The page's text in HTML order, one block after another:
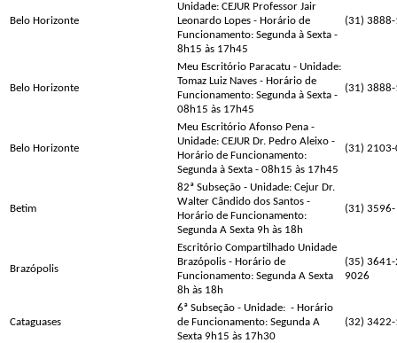
Belo Horizonte
Unidade: CEJUR Professor Jair
Leonardo Lopes - Horário de
Funcionamento: Segunda à Sexta -
8h15 às 17h45
(31)
Belo Horizonte
Meu Escritório Paracatu - Unidade:
Tomaz Luiz Naves - Horário de
Funcionamento: Segunda à Sexta -
08h15 às 17h45
(31)
Belo Horizonte
Meu Escritório Afonso Pena -
Unidade: CEJUR Dr. Pedro Aleixo -
Horário de Funcionamento:
Segunda à Sexta - 08h15 às 17h45
(31)
Betim
82ª Subseção - Unidade: Cejur Dr.
Walter Cândido dos Santos -
Horário de Funcionamento:
Segunda A Sexta 9h às 18h
(31)
Brazópolis
Escritório Compartilhado Unidade
Brazópolis - Horário de
Funcionamento: Segunda A Sexta
8h às 18h
(35)
9026
Cataguases
6ª Subseção - Unidade: - Horário
de Funcionamento: Segunda A
Sexta 9h15 às 17h30
(32)